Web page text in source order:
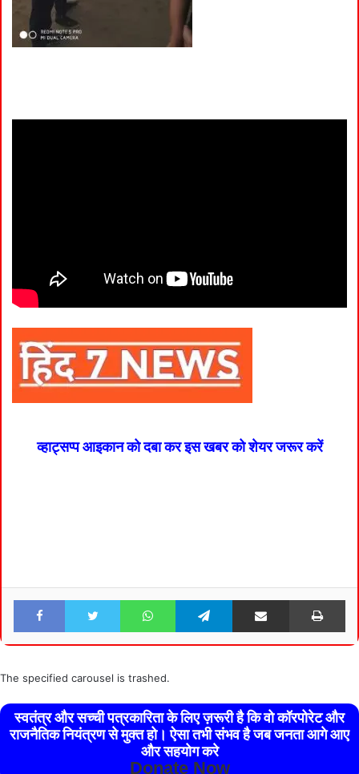
व्हाट्सप्प आइकान को दबा कर इस खबर को शेयर जरूर करें
Facebook Twitter WhatsApp Telegram Share via Email
The specified carousel is trashed.
स्वतंत्र और सच्ची पत्रकारिता के लिए ज़रूरी है कि वो कॉरपोरेट और
राजनैतिक नियंत्रण से मुक्त हो। ऐसा तभी संभव है जब जनता आगे आए
और सहयोग करे
Donate Now